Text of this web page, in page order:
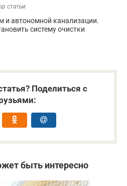
статьи
и автономной канализации.
систему очистки
Поделиться с
быть интересно